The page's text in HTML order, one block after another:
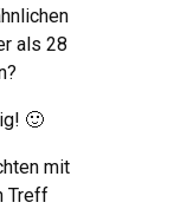
als 28
🙂
mit
Treff